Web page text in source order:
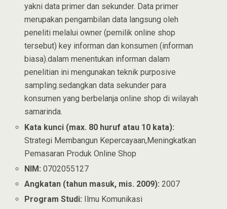
yakni data primer dan sekunder. Data primer
merupakan pengambilan data langsung oleh
peneliti melalui owner (pemilik online shop
tersebut) key informan dan konsumen (informan
biasa).dalam menentukan informan dalam
penelitian ini mengunakan teknik purposive
sampling.sedangkan data sekunder para
konsumen yang berbelanja online shop di wilayah
samarinda.
Kata kunci (max. 80 huruf atau 10 kata):
Strategi Membangun Kepercayaan,Meningkatkan
Pemasaran Produk Online Shop
NIM: 0702055127
Angkatan (tahun masuk, mis. 2009): 2007
Program Studi: Ilmu Komunikasi